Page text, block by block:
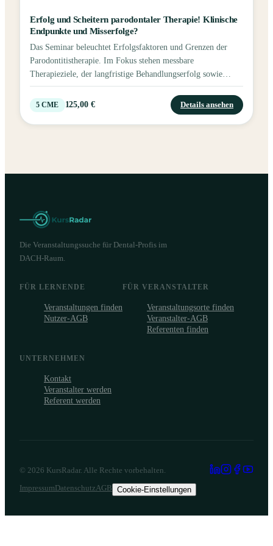
Erfolg und Scheitern parodontaler Therapie! Klinische
Endpunkte und Misserfolge?
Das Seminar beleuchtet Erfolgsfaktoren und Grenzen der
Parodontitistherapie. Im Fokus stehen messbare
Therapieziele, der langfristige Behandlungserfolg sowie
Strategien zum Erkennen, Vermeiden und Umgang mit
Misserfolgen.
5 CME 125,00 € Details ansehen
Die Veranstaltungssuche für Dental-Profis im
DACH-Raum.
FÜR LERNENDE
Veranstaltungen finden
Nutzer-AGB
FÜR VERANSTALTER
Veranstaltungsorte finden
Veranstalter-AGB
Referenten finden
UNTERNEHMEN
Kontakt
Veranstalter werden
Referent werden
© 2026 KursRadar. Alle Rechte vorbehalten.
ImpressumDatenschutzAGB Cookie-Einstellungen